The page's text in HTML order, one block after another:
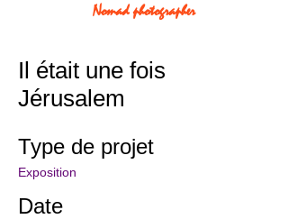
Nomad photographer
Il était une fois
Jérusalem
Type de projet
Exposition
Date